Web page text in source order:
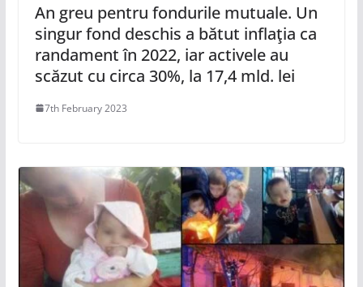
An greu pentru fondurile mutuale. Un
singur fond deschis a bătut inflaţia ca
randament în 2022, iar activele au
scăzut cu circa 30%, la 17,4 mld. lei
7th February 2023